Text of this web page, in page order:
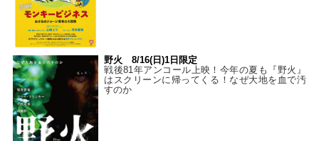
野火 8/16(日)1日限定
戦後81年アンコール上映！今年の夏も『野火』
はスクリーンに帰ってくる！なぜ大地を血で汚
すのか